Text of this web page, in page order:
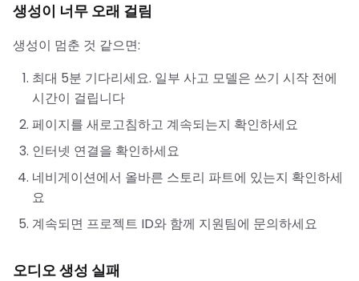
생성이 너무 오래 걸림
생성이 멈춘 것 같으면:
최대 5분 기다리세요. 일부 사고 모델은 쓰기 시작 전에
시간이 걸립니다
페이지를 새로고침하고 계속되는지 확인하세요
인터넷 연결을 확인하세요
네비게이션에서 올바른 스토리 파트에 있는지 확인하세
요
계속되면 프로젝트 ID와 함께 지원팀에 문의하세요
오디오 생성 실패